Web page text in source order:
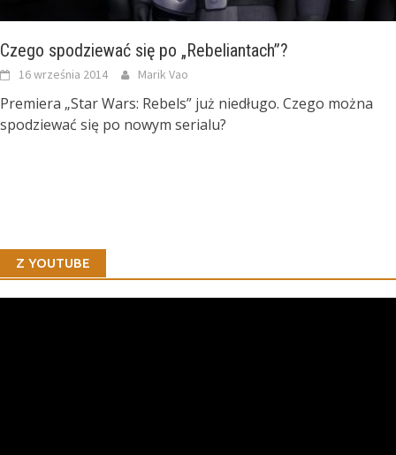
Czego spodziewać się po „Rebeliantach”?
16 września 2014 Marik Vao
Premiera „Star Wars: Rebels” już niedługo. Czego można
spodziewać się po nowym serialu?
Z YOUTUBE